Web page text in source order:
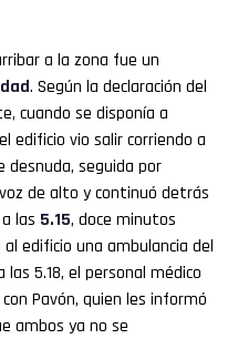
a la zona fue un
. Según la declaración del
cuando se disponía a
edificio vio salir corriendo a
desnuda, seguida por
de alto y continuó detrás
las 5.15, doce minutos
edificio una ambulancia del
5.18, el personal médico
Pavón, quien les informó
ambos ya no se